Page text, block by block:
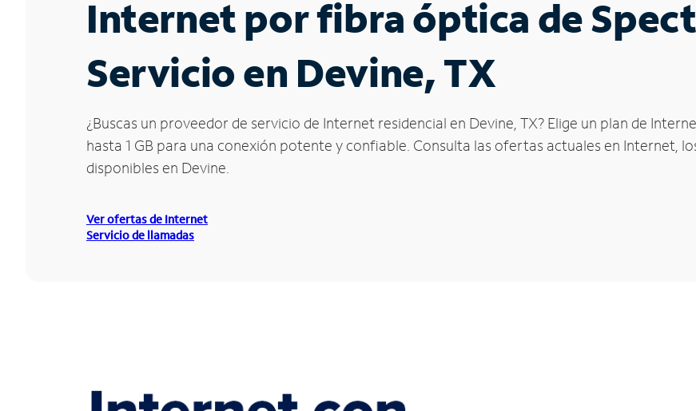
Internet por fibra óptica de
Servicio en Devine, TX
¿Buscas un proveedor de servicio de Internet residencial en Devine, TX? Elige un plan de
hasta 1 GB para una conexión potente y confiable. Consulta las ofertas actuales en Internet,
disponibles en Devine.
Ver ofertas de Internet
Servicio de llamadas